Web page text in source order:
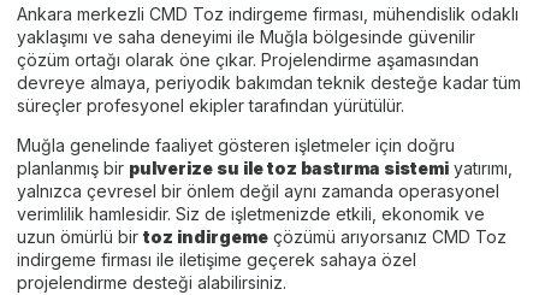
Ankara merkezli CMD Toz indirgeme firması, mühendislik odaklı
yaklaşımı ve saha deneyimi ile Muğla bölgesinde güvenilir
çözüm ortağı olarak öne çıkar. Projelendirme aşamasından
devreye almaya, periyodik bakımdan teknik desteğe kadar tüm
süreçler profesyonel ekipler tarafından yürütülür.
Muğla genelinde faaliyet gösteren işletmeler için doğru
planlanmış bir pulverize su ile toz bastırma sistemi yatırımı,
yalnızca çevresel bir önlem değil aynı zamanda operasyonel
verimlilik hamlesidir. Siz de işletmenizde etkili, ekonomik ve
uzun ömürlü bir toz indirgeme çözümü arıyorsanız CMD Toz
indirgeme firması ile iletişime geçerek sahaya özel
projelendirme desteği alabilirsiniz.